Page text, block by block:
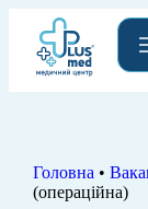
Головна •
(операційна)